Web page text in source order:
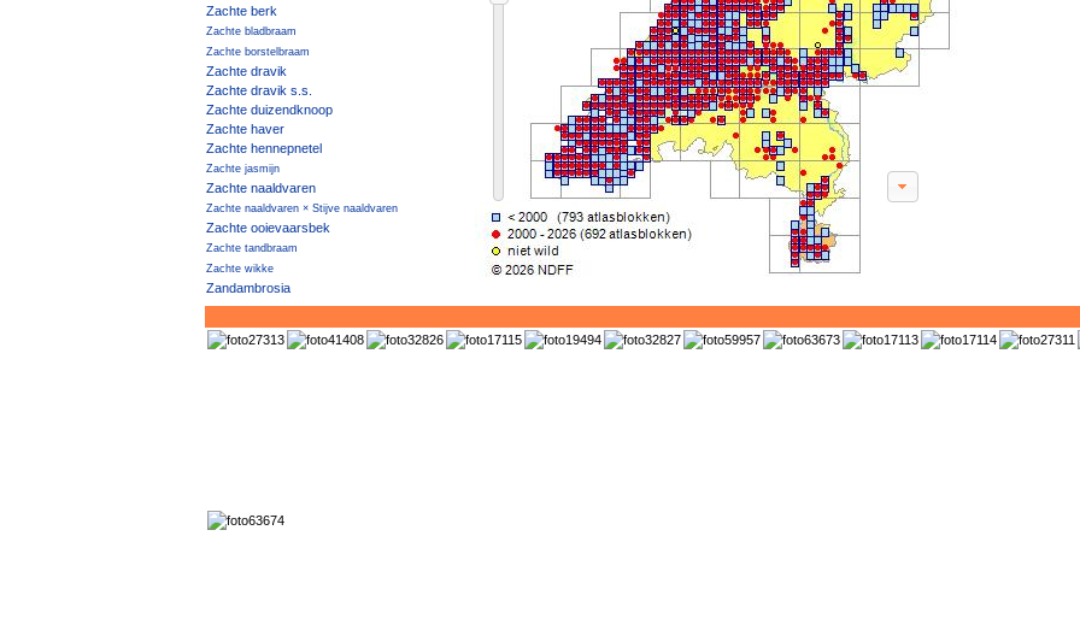
Zachte berk
Zachte bladbraam
Zachte borstelbraam
Zachte dravik
Zachte dravik s.s.
Zachte duizendknoop
Zachte haver
Zachte hennepnetel
Zachte jasmijn
Zachte naaldvaren
Zachte naaldvaren × Stijve naaldvaren
Zachte ooievaarsbek
Zachte tandbraam
Zachte wikke
Zandambrosia
Zandanjer
Zandbankwilg
Zandblauwtje
Zandstruisgras